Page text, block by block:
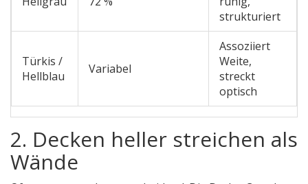
strukturiert
Türkis /
Hellblau
Variabel
Assoziiert
Weite,
streckt
optisch
2. Decken heller streichen als
Wände